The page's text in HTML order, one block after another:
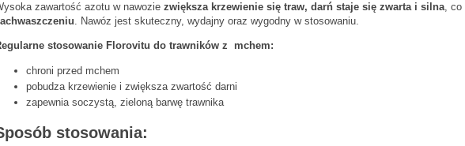
zawartość azotu w nawozie zwiększa krzewienie się traw, darń staje się zwarta i silna, co
. Nawóz jest skuteczny, wydajny oraz wygodny w stosowaniu.
stosowanie Florovitu do trawników z mchem:
chroni przed mchem
pobudza krzewienie i zwiększa zwartość darni
zapewnia soczystą, zieloną barwę trawnika
stosowania: